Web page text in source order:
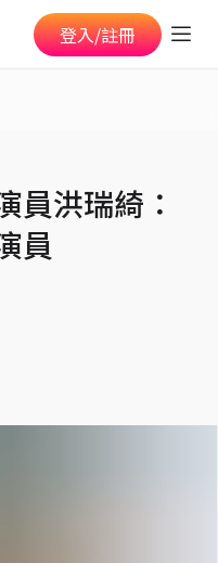
登入/註冊
員洪瑞綺：
員